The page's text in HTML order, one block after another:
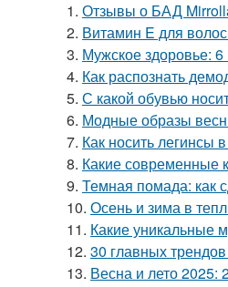
1. Отзывы о БАД
2. Витамин E для
3. Мужское здоровье:
4. Как распознать
5. С какой обувью
6. Модные образы
7. Как носить легинсы
8. Какие современные
9. Темная помада: как
10. Осень и зима в
11. Какие уникальные
12. 30 главных
13. Весна и лето 2025: